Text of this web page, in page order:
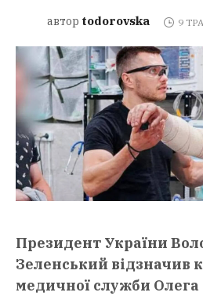
автор todorovska 9
Президент України
Зеленський відзначив
медичної служби Олега